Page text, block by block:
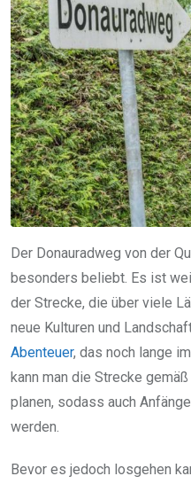
Der Donauradweg von der
besonders beliebt. Es ist
der Strecke, die über viele
neue Kulturen und
Abenteuer, das noch lange
kann man die Strecke
planen, sodass auch
werden.
Bevor es jedoch losgehen